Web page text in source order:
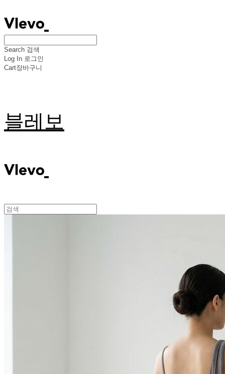
Search 검색
Log In 로그인
Cart장바구니
블레보